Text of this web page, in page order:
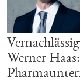
Werner